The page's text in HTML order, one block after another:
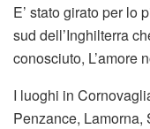
E’ stato girato per lo
sud dell’Inghilterra
conosciuto, L’amore
I luoghi in
Penzance, Lamorna,